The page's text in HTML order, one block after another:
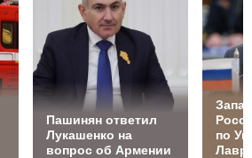
Пашинян ответил
Лукашенко на
вопрос об Армении
по